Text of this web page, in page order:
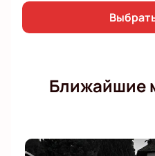
Ближайшие